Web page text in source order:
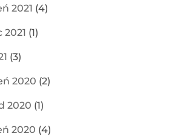
2021 (4)
2021 (1)
(3)
2020 (2)
2020 (1)
2020 (4)